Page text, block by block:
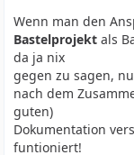
Wenn man den
Bastelprojektals
da ja nix
gegen zu sagen,
nach dem
guten)
Dokumentation
funtioniert!